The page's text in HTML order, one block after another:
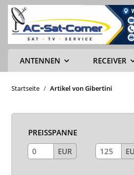
ANTENNEN RECEIVER
Startseite Artikel von Gibertini
PREISSPANNE
EUR